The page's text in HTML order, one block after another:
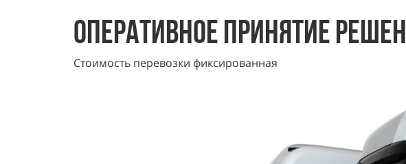
Оперативное принятие
Стоимость перевозки фиксированная